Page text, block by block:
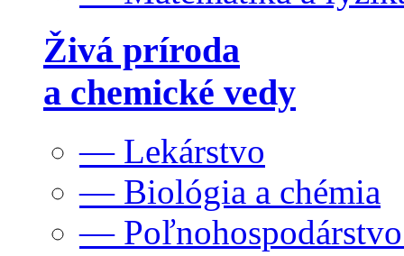
Živá príroda
a chemické vedy
— Lekárstvo
— Biológia a chémia
—